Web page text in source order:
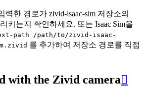
력한 경로가 zivid-isaac-sim 저장소의
키는지 확인하세요. 또는 Isaac Sim을
path
/path/to/zivid-isaac-
를 추가하여 저장소 경로를 직접
with the Zivid camera